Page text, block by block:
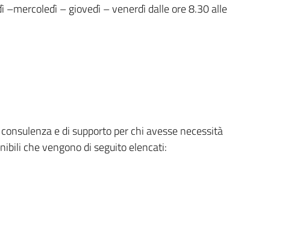
–mercoledì – giovedì – venerdì dalle ore 8.30 alle
e di supporto per chi avesse necessità
che vengono di seguito elencati: